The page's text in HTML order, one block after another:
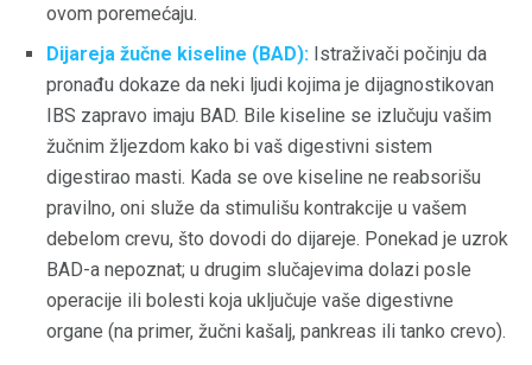
ovom poremećaju.
Dijareja žučne kiseline (BAD): Istraživači počinju da
pronađu dokaze da neki ljudi kojima je dijagnostikovan
IBS zapravo imaju BAD. Bile kiseline se izlučuju vašim
žučnim žljezdom kako bi vaš digestivni sistem
digestirao masti. Kada se ove kiseline ne reabsorišu
pravilno, oni služe da stimulišu kontrakcije u vašem
debelom crevu, što dovodi do dijareje. Ponekad je uzrok
BAD-a nepoznat; u drugim slučajevima dolazi posle
operacije ili bolesti koja uključuje vaše digestivne
organe (na primer, žučni kašalj, pankreas ili tanko crevo).